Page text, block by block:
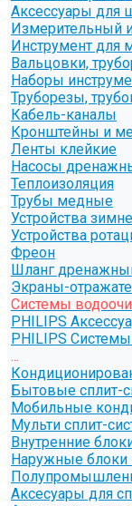
Аксессуары для
Измерительный
Инструмент для
Вальцовки,
Наборы
Труборезы,
Кабель-каналы
Кронштейны и
Ленты клейкие
Насосы
Теплоизоляция
Трубы медные
Устройства
Устройства
Фреон
Шланг
Экраны-
Системы
PHILIPS
PHILIPS
...
Бытовые сплит-
Мобильные
Мульти сплит-
Внутренние
Наружные блоки
Аксесуары для